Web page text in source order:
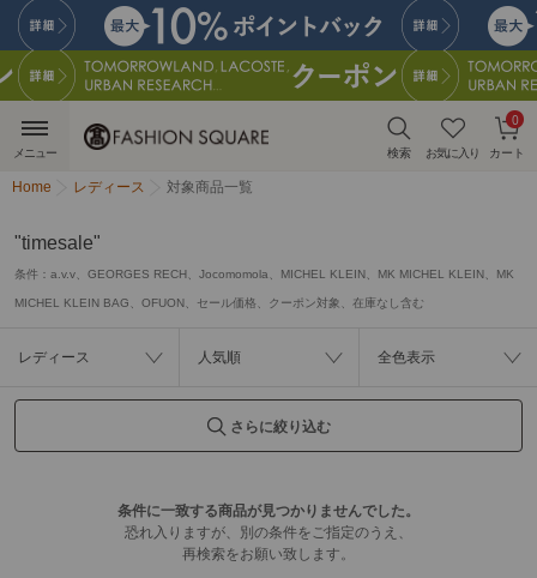
検索 お気に入り カート
0
メニュー
Home レディース 対象商品一覧
"timesale"
条件： a.v.v、GEORGES RECH、Jocomomola、MICHEL KLEIN、MK MICHEL KLEIN、MK
MICHEL KLEIN BAG、OFUON、セール価格、クーポン対象、在庫なし含む
レディース 人気順 全色表示
さらに絞り込む
条件に一致する商品が見つかりませんでした。
恐れ入りますが、別の条件をご指定のうえ、
再検索をお願い致します。